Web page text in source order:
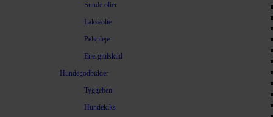
Sunde olier
Lakseolie
Pelspleje
Energitilskud
Hundegodbidder
Tyggeben
Hundekiks